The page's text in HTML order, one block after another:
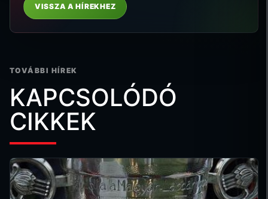
VISSZA A HÍREKHEZ
TOVÁBBI HÍREK
KAPCSOLÓDÓ
CIKKEK